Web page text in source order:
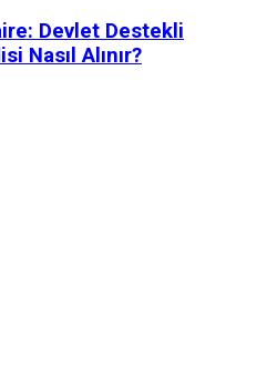
Devlet Destekli
Nasıl Alınır?